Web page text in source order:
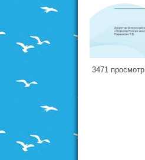
3471 просмотр